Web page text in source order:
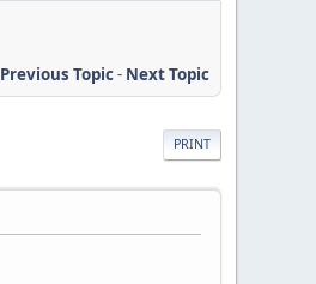
Previous Topic- Next Topic
PRINT